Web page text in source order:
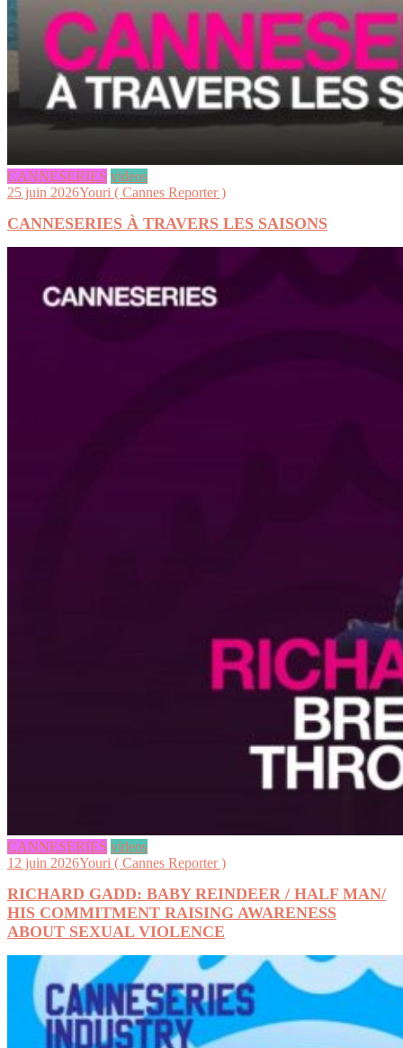
CANNESERIES videos
25 juin 2026Youri ( Cannes Reporter )
CANNESERIES À TRAVERS LES SAISONS
CANNESERIES videos
12 juin 2026Youri ( Cannes Reporter )
RICHARD GADD: BABY REINDEER / HALF MAN/
HIS COMMITMENT RAISING AWARENESS
ABOUT SEXUAL VIOLENCE